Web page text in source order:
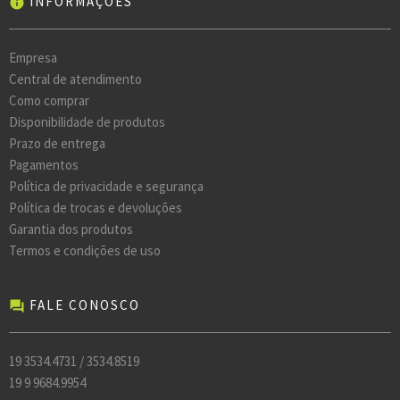
Empresa
Central de atendimento
Como comprar
Disponibilidade de produtos
Prazo de entrega
Pagamentos
Política de privacidade e segurança
Política de trocas e devoluções
Garantia dos produtos
Termos e condições de uso
forum FALE CONOSCO
19 3534.4731 / 3534.8519
19 9 9684.9954